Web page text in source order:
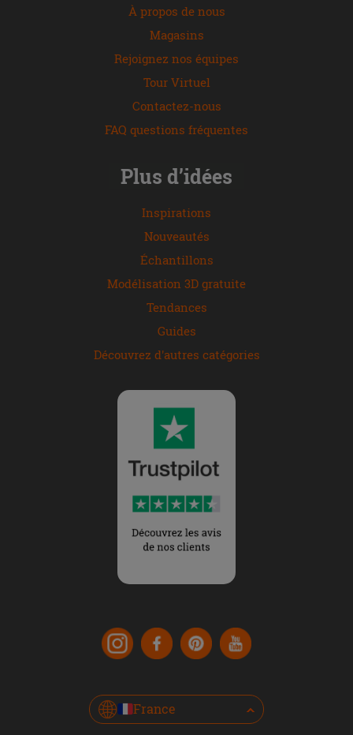
À propos de nous
Magasins
Rejoignez nos équipes
Tour Virtuel
Contactez-nous
FAQ questions fréquentes
Plus d’idées
Inspirations
Nouveautés
Échantillons
Modélisation 3D gratuite
Tendances
Guides
Découvrez d'autres catégories
France